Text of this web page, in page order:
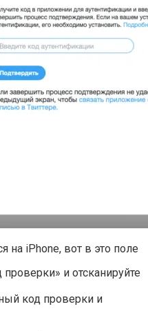
на iPhone, вот в это поле
и отсканируйте
код проверки и